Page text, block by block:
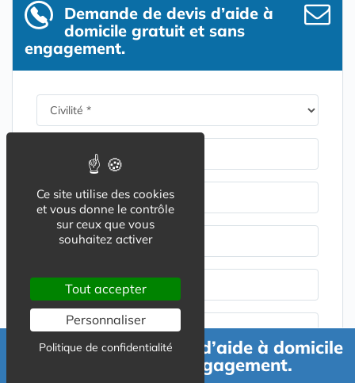
Demande de devis d’aide à
domicile gratuit et sans
engagement.
Nom du contact *
Prénom du contact *
Adresse email *
Numéro de téléphone *
Code postal *
Demande de devis d’aide à domicile
gratuit et sans engagement.
Ce site utilise des cookies
et vous donne le contrôle
sur ceux que vous
souhaitez activer
Tout accepter
Personnaliser
Politique de confidentialité